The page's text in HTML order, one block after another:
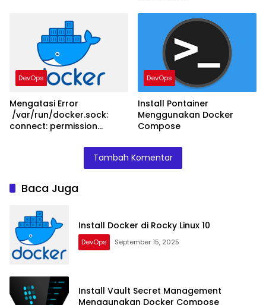
DevOps
Mengatasi Error
/var/run/docker.sock:
connect: permission
DevOps
Install Pontainer
Menggunakan Docker
Compose
Tambah Komentar
Baca Juga
Install Docker di Rocky Linux 10
DevOps September 15, 2025
Install Vault Secret Management
Menggunakan Docker Compose